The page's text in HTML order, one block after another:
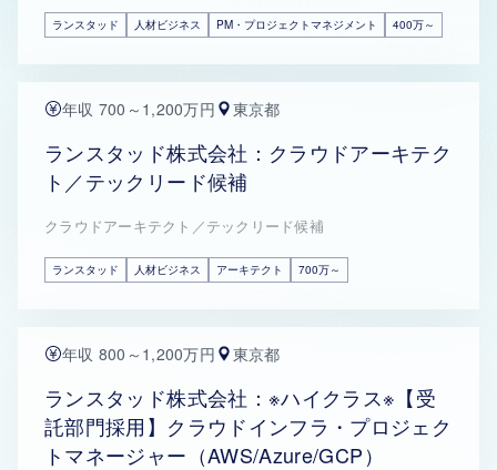
ランスタッド 人材ビジネス PM・プロジェクトマネジメント 400万～
年収 700～1,200万円 東京都
ランスタッド株式会社：クラウドアーキテク
ト／テックリード候補
クラウドアーキテクト／テックリード候補
ランスタッド 人材ビジネス アーキテクト 700万～
年収 800～1,200万円 東京都
ランスタッド株式会社：※ハイクラス※【受
託部門採用】クラウドインフラ・プロジェク
トマネージャー（AWS/Azure/GCP）